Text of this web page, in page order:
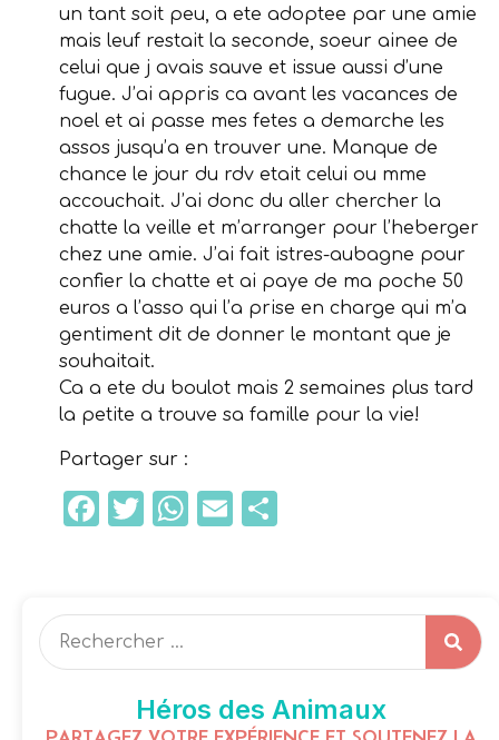
un tant soit peu, a ete adoptee par une amie
mais leuf restait la seconde, soeur ainee de
celui que j avais sauve et issue aussi d’une
fugue. J’ai appris ca avant les vacances de
noel et ai passe mes fetes a demarche les
assos jusqu’a en trouver une. Manque de
chance le jour du rdv etait celui ou mme
accouchait. J’ai donc du aller chercher la
chatte la veille et m’arranger pour l’heberger
chez une amie. J’ai fait istres-aubagne pour
confier la chatte et ai paye de ma poche 50
euros a l’asso qui l’a prise en charge qui m’a
gentiment dit de donner le montant que je
souhaitait.
Ca a ete du boulot mais 2 semaines plus tard
la petite a trouve sa famille pour la vie!
Partager sur :
Facebook
Twitter
WhatsApp
Email
Héros des Animaux